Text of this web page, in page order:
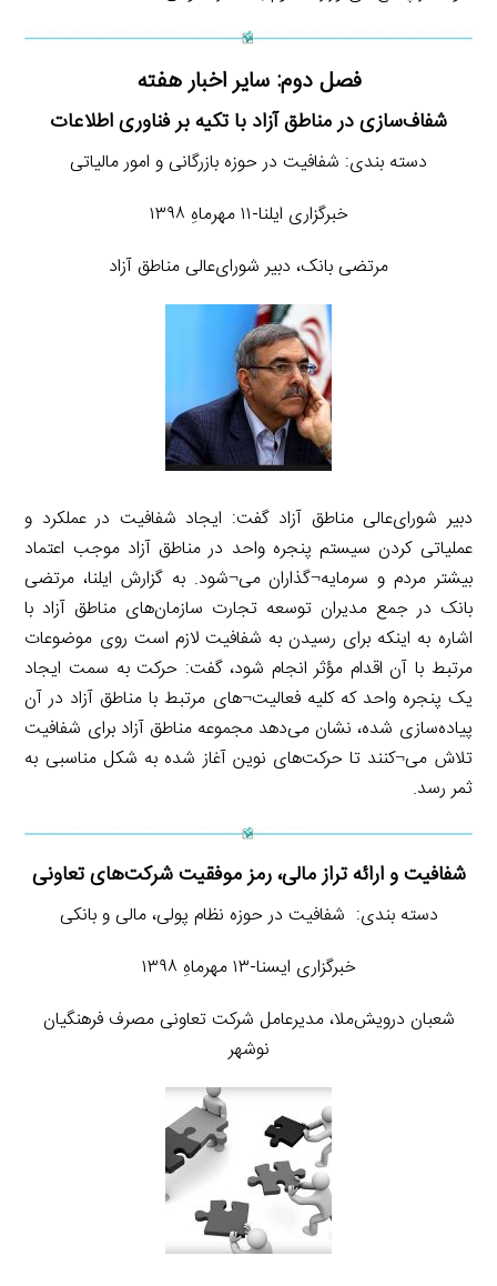
فصل دوم: سایر اخبار هفته
شفاف‌سازی در مناطق آزاد با تکیه بر فناوری اطلاعات
دسته بندی: شفافیت در حوزه بازرگانی و امور مالیاتی
خبرگزاری ایلنا-۱۱ مهرماهِ ۱۳۹۸
مرتضی بانک، دبیر شورای‌عالی مناطق آزاد
دبیر شورای‌عالی مناطق آزاد گفت: ایجاد شفافیت در عملکرد و
عملیاتی کردن سیستم پنجره واحد در مناطق آزاد موجب اعتماد
بیشتر مردم و سرمایه¬گذاران می¬شود. به گزارش ایلنا، مرتضی
بانک در جمع مدیران توسعه تجارت سازمان‌های مناطق آزاد با
اشاره به اینکه برای رسیدن به شفافیت لازم است روی موضوعات
مرتبط با آن اقدام مؤثر انجام شود، گفت: حرکت به سمت ایجاد
یک پنجره واحد که کلیه فعالیت¬های مرتبط با مناطق آزاد در آن
پیاده‌سازی شده، نشان می‌دهد مجموعه مناطق آزاد برای شفافیت
تلاش می¬کنند تا حرکت‌های نوین آغاز شده به شکل مناسبی به
ثمر رسد.
شفافیت و ارائه تراز مالی، رمز موفقیت شرکت‌های تعاونی
دسته بندی: شفافیت در حوزه نظام پولی، مالی و بانکی
خبرگزاری ایسنا-۱۳ مهرماهِ ۱۳۹۸
شعبان درویش‌ملا، مدیرعامل شرکت تعاونی مصرف فرهنگیان
نوشهر